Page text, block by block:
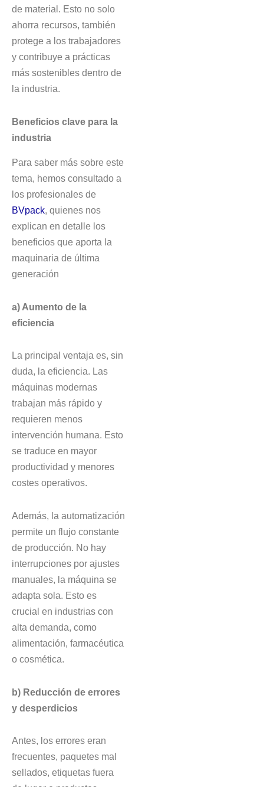
de material. Esto no solo
ahorra recursos, también
protege a los trabajadores
y contribuye a prácticas
más sostenibles dentro de
la industria.
Beneficios clave para la
industria
Para saber más sobre este
tema, hemos consultado a
los profesionales de
BVpack, quienes nos
explican en detalle los
beneficios que aporta la
maquinaria de última
generación
a) Aumento de la
eficiencia
La principal ventaja es, sin
duda, la eficiencia. Las
máquinas modernas
trabajan más rápido y
requieren menos
intervención humana. Esto
se traduce en mayor
productividad y menores
costes operativos.
Además, la automatización
permite un flujo constante
de producción. No hay
interrupciones por ajustes
manuales, la máquina se
adapta sola. Esto es
crucial en industrias con
alta demanda, como
alimentación, farmacéutica
o cosmética.
b) Reducción de errores
y desperdicios
Antes, los errores eran
frecuentes, paquetes mal
sellados, etiquetas fuera